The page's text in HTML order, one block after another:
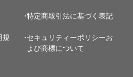
特定商取引法に基づく表記
規
セキュリティーポリシーお
よび商標について